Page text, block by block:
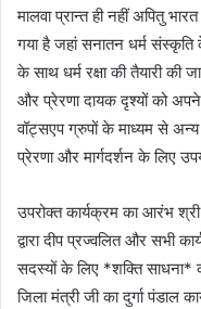
मालवा प्रान्त ही नहीं अपितु
गया है जहां सनातन धर्म संस्कृति
के साथ धर्म रक्षा की तैयारी
और प्रेरणा दायक दृश्यों को
वॉट्सएप ग्रुपों के माध्यम से अन्य
प्रेरणा और मार्गदर्शन के लिए
उपरोक्त कार्यक्रम का आरंभ
द्वारा दीप प्रज्वलित और सभी
सदस्यों के लिए *शक्ति साधना*
जिला मंत्री जी का दुर्गा पंडाल